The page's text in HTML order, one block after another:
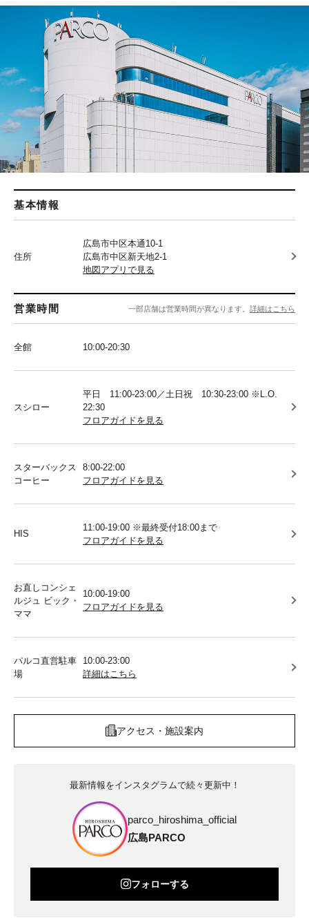
基本情報
住所
広島市中区本通10-1
広島市中区新天地2-1
地図アプリで見る
営業時間 一部店舗は営業時間が異なります。 詳細はこちら
全館 10:00-20:30
スシロー
平日 11:00-23:00／土日祝 10:30-23:00 ※L.O.
22:30
フロアガイドを見る
スターバックス
コーヒー
8:00-22:00
フロアガイドを見る
HIS
11:00-19:00 ※最終受付18:00まで
フロアガイドを見る
お直しコンシェ
ルジュ ビック・
ママ
10:00-19:00
フロアガイドを見る
パルコ直営駐車
場
10:00-23:00
詳細はこちら
アクセス・施設案内
最新情報をインスタグラムで続々更新中！
parco_hiroshima_official
広島PARCO
フォローする